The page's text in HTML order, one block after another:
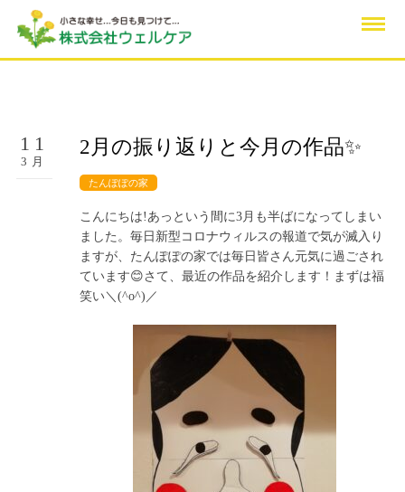
11
3月
2月の振り返りと今月の作品✨
たんぽぽの家
こんにちは!あっという間に3月も半ばになってしまい
ました。毎日新型コロナウィルスの報道で気が滅入り
ますが、たんぽぽの家では毎日皆さん元気に過ごされ
ています😊さて、最近の作品を紹介します！まずは福
笑い＼(^o^)／